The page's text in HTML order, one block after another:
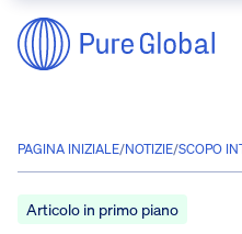
PAGINA INIZIALE/NOTIZIE/SCOPO
Articolo in primo piano